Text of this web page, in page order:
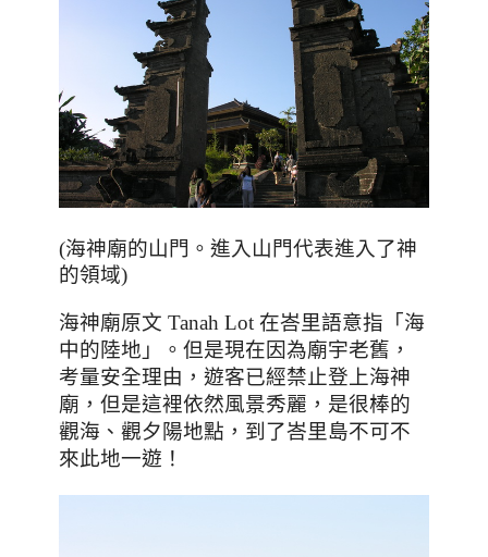
(海神廟的山門 。進入山門代表進入了神
的領域)
海神廟原文 Tanah Lot 在峇里語意指「海
中的陸地」。但是現在因為廟宇老舊，
考量安全理由，遊客已經禁止登上海神
廟，但是這裡依然風景秀麗，是很棒的
觀海、觀夕陽地點 ， 到了峇里島不可不
來此地一遊 ！